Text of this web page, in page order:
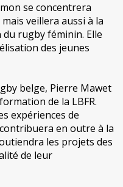
se concentrera
veillera aussi à la
rugby féminin. Elle
des jeunes
belge, Pierre Mawet
de la LBFR.
expériences de
en outre à la
les projets des
de leur